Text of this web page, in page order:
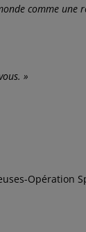
comme une
»
Opération